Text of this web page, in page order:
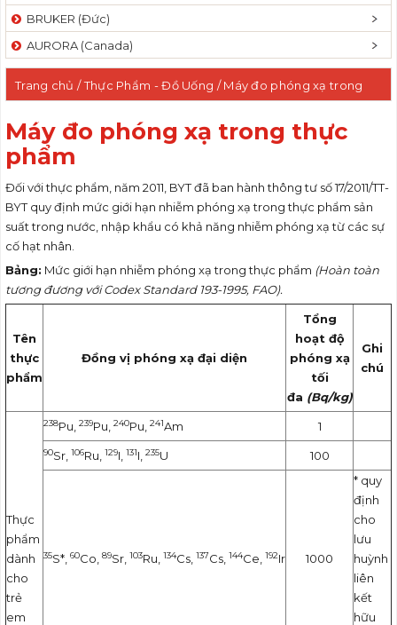
BRUKER (Đức)
AURORA (Canada)
Trang chủ /Thực Phẩm - Đồ Uống / Máy đo phóng xạ trong
thực phẩm
Máy đo phóng xạ trong thực
phẩm
Đối với thực phẩm, năm 2011, BYT đã ban hành thông tư số 17/2011/TT-
BYT quy định mức giới hạn nhiễm phóng xạ trong thực phẩm sản
suất trong nước, nhập khẩu có khả năng nhiễm phóng xạ từ các sự
cố hạt nhân.
Bảng: Mức giới hạn nhiễm phóng xạ trong thực phẩm (Hoàn toàn
tương đương vớiCodex Standard 193-1995, FAO).
Tên
thực
phẩm
Đồng vị phóng xạ đại diện
Tổng
hoạt độ
phóng xạ
tối
đa (Bq/kg)
Ghi
chú
Thực
phẩm
dành
cho
trẻ
em
238Pu, 239Pu, 240Pu, 241Am 1
90Sr, 106Ru, 129I, 131I, 235U 100
35S*, 60Co, 89Sr, 103Ru, 134Cs, 137Cs, 144Ce, 192Ir 1000
* quy
định
cho
lưu
huỳnh
liên
kết
hữu